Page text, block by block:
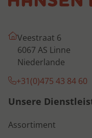
Veestraat 6
6067 AS Linne
Niederlande
+31(0)475 43 84 60
Unsere
Assortiment